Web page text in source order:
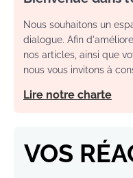
Nous souhaitons un
dialogue. Afin
nos articles, ainsi que
nous vous invitons à
Lire notre charte
VOS